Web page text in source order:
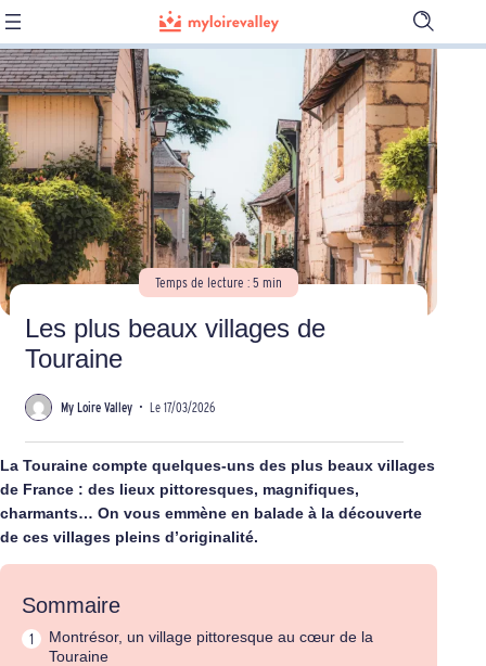
Ouvrir
la
barre
de
Temps de lecture : 5 min
Les plus beaux villages de
Touraine
My Loire Valley • Le 17/03/2026
La Touraine compte quelques-uns des plus beaux villages
de France : des lieux pittoresques, magnifiques,
charmants… On vous emmène en balade à la découverte
de ces villages pleins d’originalité.
Sommaire
Montrésor, un village pittoresque au cœur de la
Touraine